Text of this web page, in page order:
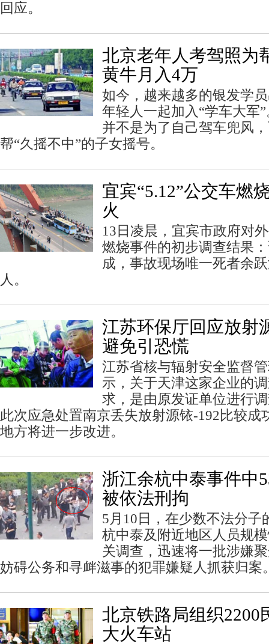
回应。
北京老年人考驾照为
黄牛月入4万
如今，越来越多的银发学
年轻人一起加入“学车大军
并不是为了自己驾车兜风
帮“久摇不中”的子女摇号。
宜宾“5.12”公交车燃
火
13日凌晨，宜宾市政府对
燃烧事件的初步调查结果
成，事故现场唯一死者余
人。
江苏环保厅回应放射
避免引恐慌
江苏省核与辐射安全监督
示，关于天津这家企业的
求，是由原发证单位进行
此次应急处置南京丢失放射源铱-192比较成
地方将进一步改进。
浙江余杭中泰事件中
被依法刑拘
5月10日，在少数不法分子
杭中泰及附近地区人员规
关调查，迅速将一批涉嫌
妨碍公务和寻衅滋事的犯罪嫌疑人抓获归案
北京铁路局组织2200
大火车站